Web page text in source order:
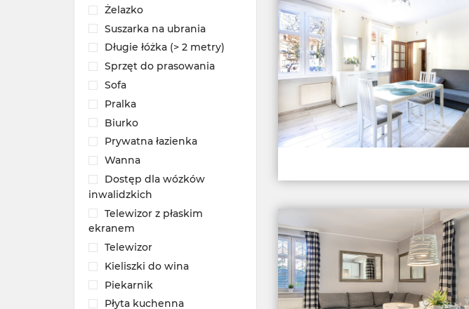
Żelazko
Suszarka na ubrania
Długie łóżka (> 2 metry)
Sprzęt do prasowania
Sofa
Pralka
Biurko
Prywatna łazienka
Wanna
Dostęp dla wózków
inwalidzkich
Telewizor z płaskim
ekranem
Telewizor
Kieliszki do wina
Piekarnik
Płyta kuchenna